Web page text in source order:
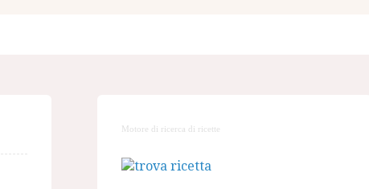
Motore di ricerca di ricette